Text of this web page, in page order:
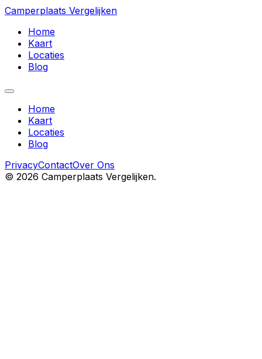
Camperplaats Vergelijken
Home
Kaart
Locaties
Blog
Home
Kaart
Locaties
Blog
PrivacyContactOver Ons
© 2026 Camperplaats Vergelijken.